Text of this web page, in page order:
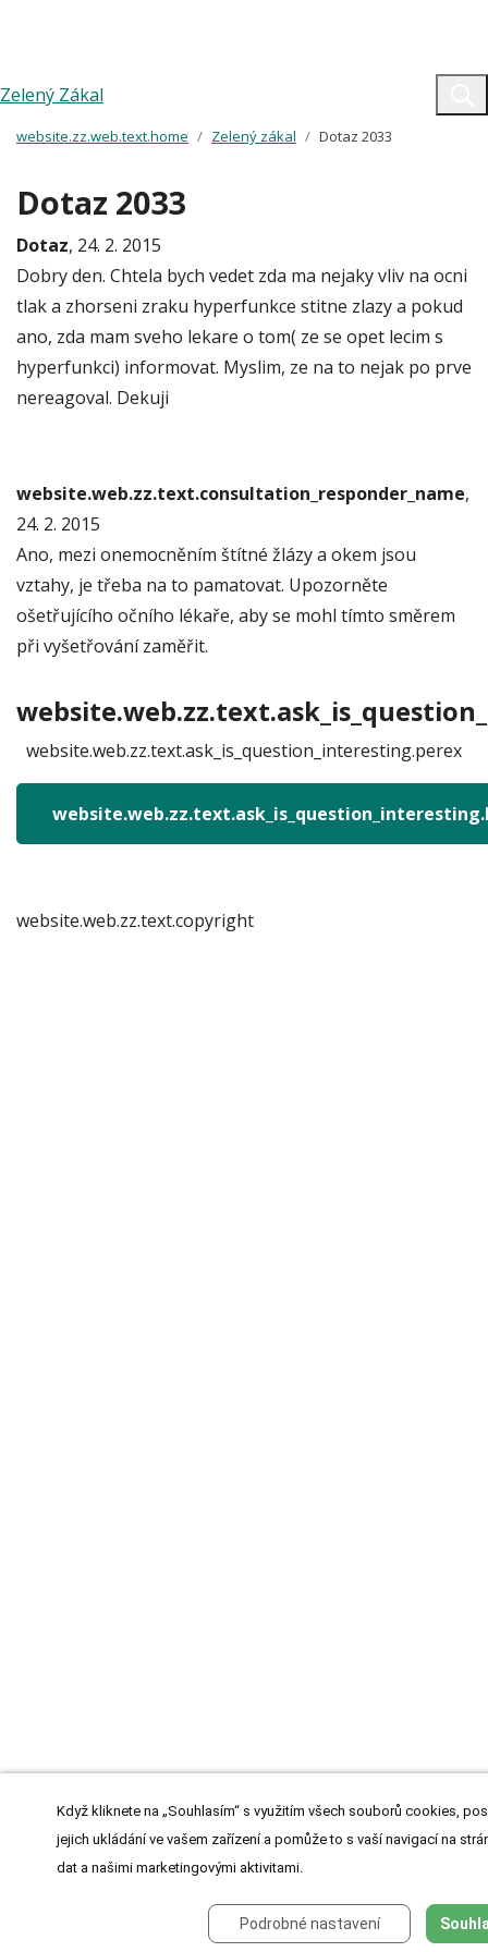
Zelený Zákal
website.zz.web.text.home Zelený zákal Dotaz 2033
Dotaz 2033
Dotaz, 24. 2. 2015
Dobry den. Chtela bych vedet zda ma nejaky vliv na ocni
tlak a zhorseni zraku hyperfunkce stitne zlazy a pokud
ano, zda mam sveho lekare o tom( ze se opet lecim s
hyperfunkci) informovat. Myslim, ze na to nejak po prve
nereagoval. Dekuji
website.web.zz.text.consultation_responder_name,
24. 2. 2015
Ano, mezi onemocněním štítné žlázy a okem jsou
vztahy, je třeba na to pamatovat. Upozorněte
ošetřujícího očního lékaře, aby se mohl tímto směrem
při vyšetřování zaměřit.
website.web.zz.text.ask_is_question_interesting.perex
website.web.zz.text.copyright
Když kliknete na „Souhlasím“ s využitím všech souborů cookies,
jejich ukládání ve vašem zařízení a pomůže to s vaší navigací na
dat a našimi marketingovými aktivitami.
Podrobné nastavení